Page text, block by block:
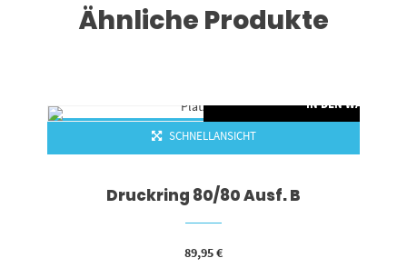
Ähnliche Produkte
IN DEN
SCHNELLANSICHT
Druckring 80/80 Ausf. B
89,95€